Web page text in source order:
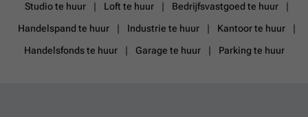
Studio te huur
Loft te huur
Bedrijfsvastgoed te huur
Handelspand te huur
Industrie te huur
Kantoor te huur
Handelsfonds te huur
Garage te huur Parking te huur